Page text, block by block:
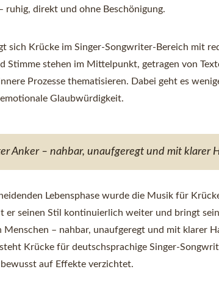
ruhig, direkt und ohne Beschönigung.
sich Krücke im Singer-Songwriter-Bereich mit
Stimme stehen im Mittelpunkt, getragen von
Prozesse thematisieren. Dabei geht es
Glaubwürdigkeit.
Anker – nahbar, unaufgeregt und mit klarer
Lebensphase wurde die Musik für
er seinen Stil kontinuierlich weiter und bringt
Menschen – nahbar, unaufgeregt und mit klarer
Krücke für deutschsprachige Singer-
auf Effekte verzichtet.